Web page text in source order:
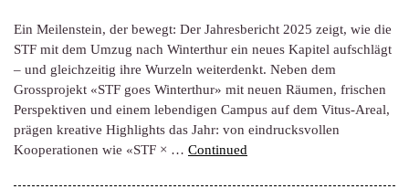
Ein Meilenstein, der bewegt: Der Jahresbericht 2025 zeigt, wie die
STF mit dem Umzug nach Winterthur ein neues Kapitel aufschlägt
– und gleichzeitig ihre Wurzeln weiterdenkt. Neben dem
Grossprojekt «STF goes Winterthur» mit neuen Räumen, frischen
Perspektiven und einem lebendigen Campus auf dem Vitus-Areal,
prägen kreative Highlights das Jahr: von eindrucksvollen
Kooperationen wie «STF × … Continued